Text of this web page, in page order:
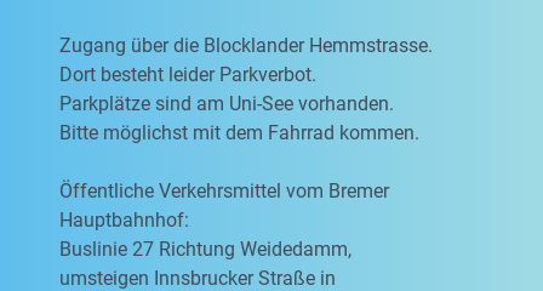
Zugang über die Blocklander Hemmstrasse.
Dort besteht leider Parkverbot.
Parkplätze sind am Uni-See vorhanden.
Bitte möglichst mit dem Fahrrad kommen.
Öffentliche Verkehrsmittel vom Bremer
Hauptbahnhof:
Buslinie 27 Richtung Weidedamm,
umsteigen Innsbrucker Straße in